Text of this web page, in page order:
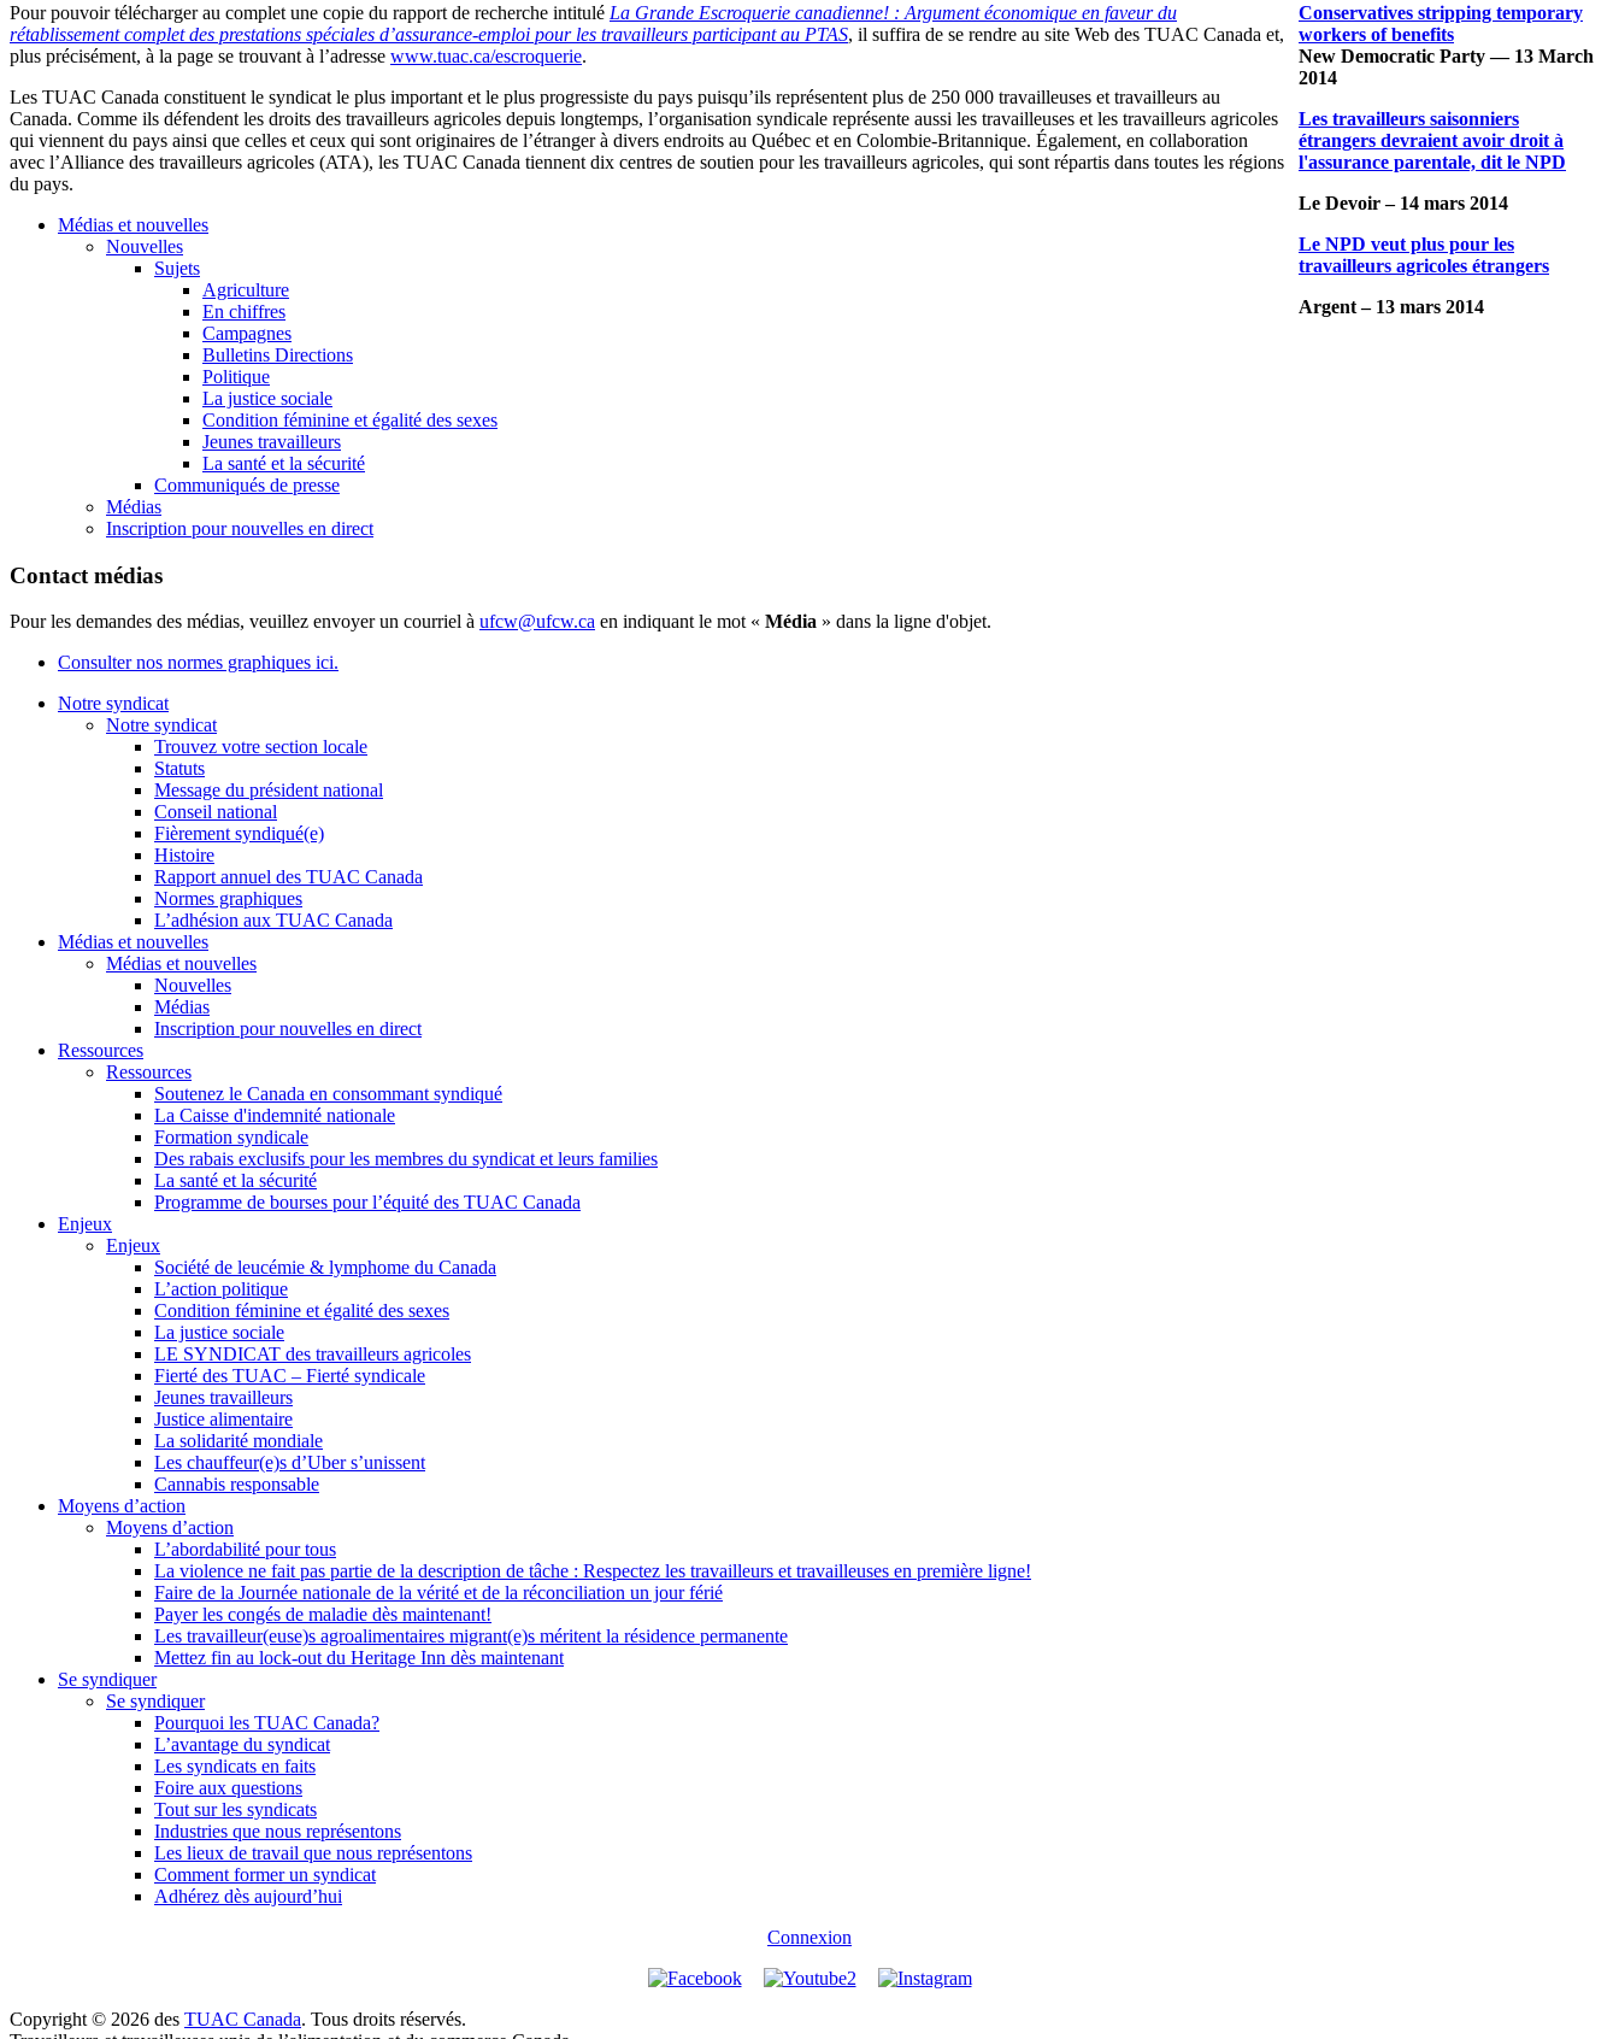
Conservatives stripping temporary
workers of benefits
New Democratic Party — 13 March
2014
Les travailleurs saisonniers
étrangers devraient avoir droit à
l'assurance parentale, dit le NPD
Le Devoir – 14 mars 2014
Le NPD veut plus pour les
travailleurs agricoles étrangers
Argent – 13 mars 2014
Pour pouvoir télécharger au complet une copie du rapport de recherche intitulé La Grande Escroquerie canadienne! : Argument économique en faveur du
rétablissement complet des prestations spéciales d’assurance-emploi pour les travailleurs participant au PTAS, il suffira de se rendre au site Web des TUAC Canada et,
plus précisément, à la page se trouvant à l’adresse www.tuac.ca/escroquerie.
Les TUAC Canada constituent le syndicat le plus important et le plus progressiste du pays puisqu’ils représentent plus de 250 000 travailleuses et travailleurs au
Canada. Comme ils défendent les droits des travailleurs agricoles depuis longtemps, l’organisation syndicale représente aussi les travailleuses et les travailleurs agricoles
qui viennent du pays ainsi que celles et ceux qui sont originaires de l’étranger à divers endroits au Québec et en Colombie-Britannique. Également, en collaboration
avec l’Alliance des travailleurs agricoles (ATA), les TUAC Canada tiennent dix centres de soutien pour les travailleurs agricoles, qui sont répartis dans toutes les régions
du pays.
Médias et nouvelles
Nouvelles
Sujets
Agriculture
En chiffres
Campagnes
Bulletins Directions
Politique
La justice sociale
Condition féminine et égalité des sexes
Jeunes travailleurs
La santé et la sécurité
Communiqués de presse
Médias
Inscription pour nouvelles en direct
Contact médias
Pour les demandes des médias, veuillez envoyer un courriel à ufcw@ufcw.ca en indiquant le mot « Média » dans la ligne d'objet.
Consulter nos normes graphiques ici.
Notre syndicat
Notre syndicat
Trouvez votre section locale
Statuts
Message du président national
Conseil national
Fièrement syndiqué(e)
Histoire
Rapport annuel des TUAC Canada
Normes graphiques
L’adhésion aux TUAC Canada
Médias et nouvelles
Médias et nouvelles
Nouvelles
Médias
Inscription pour nouvelles en direct
Ressources
Ressources
Soutenez le Canada en consommant syndiqué
La Caisse d'indemnité nationale
Formation syndicale
Des rabais exclusifs pour les membres du syndicat et leurs families
La santé et la sécurité
Programme de bourses pour l’équité des TUAC Canada
Enjeux
Enjeux
Société de leucémie & lymphome du Canada
L’action politique
Condition féminine et égalité des sexes
La justice sociale
LE SYNDICAT des travailleurs agricoles
Fierté des TUAC – Fierté syndicale
Jeunes travailleurs
Justice alimentaire
La solidarité mondiale
Les chauffeur(e)s d’Uber s’unissent
Cannabis responsable
Moyens d’action
Moyens d’action
L’abordabilité pour tous
La violence ne fait pas partie de la description de tâche : Respectez les travailleurs et travailleuses en première ligne!
Faire de la Journée nationale de la vérité et de la réconciliation un jour férié
Payer les congés de maladie dès maintenant!
Les travailleur(euse)s agroalimentaires migrant(e)s méritent la résidence permanente
Mettez fin au lock-out du Heritage Inn dès maintenant
Se syndiquer
Se syndiquer
Pourquoi les TUAC Canada?
L’avantage du syndicat
Les syndicats en faits
Foire aux questions
Tout sur les syndicats
Industries que nous représentons
Les lieux de travail que nous représentons
Comment former un syndicat
Adhérez dès aujourd’hui
Connexion
Copyright © 2026 des TUAC Canada. Tous droits réservés.